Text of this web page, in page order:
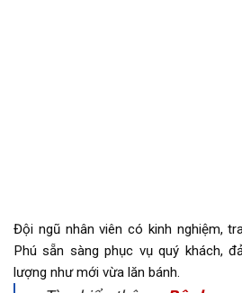
Đội ngũ nhân viên có kinh nghiệm,
Phú sẵn sàng phục vụ quý khách,
lượng như mới vừa lăn bánh.